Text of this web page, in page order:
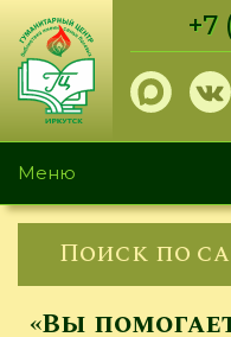
Перейти
основному
содержанию
+7
Меню
Поиск по
«Вы